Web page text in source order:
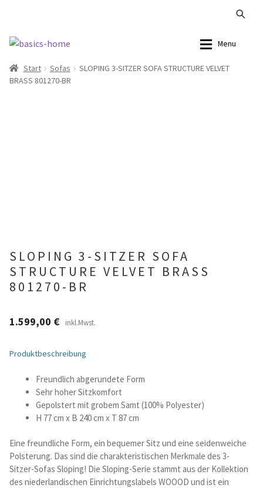
Zur
springen
Zum
springen
Menu
Alle Produkte
Lampen
Betten und Bettsofas
Schreibtische & Kids
Outdoor
TV- und Mediamöbel
Kataloge Landhaus
Kataloge Massivholz
Massivholz Schlafen
Alle Produkte
Start Sofas
SLOPING 3-SITZER SOFA STRUCTURE VELVET
BRASS 801270-BR
SLOPING 3-SITZER SOFA
STRUCTURE VELVET BRASS
801270-BR
1.599,00 € inkl.Mwst.
Produktbeschreibung
Freundlich abgerundete Form
Sehr hoher Sitzkomfort
Gepolstert mit grobem Samt (100% Polyester)
H 77 cm x B 240 cm x T 87 cm
Eine freundliche Form, ein bequemer Sitz und eine seidenweiche
Polsterung. Das sind die charakteristischen Merkmale des 3-
Sitzer-Sofas Sloping! Die Sloping-Serie stammt aus der Kollektion
des niederlandischen Einrichtungslabels WOOOD und ist ein